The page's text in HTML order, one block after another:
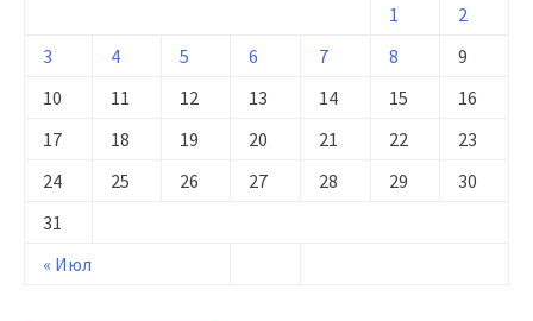
« Июл
1
2
3
4 5 6 7 8
9
10
11 12 13 14 15
16
17
18 19 20 21 22
23
24
25 26 27 28 29
30
31